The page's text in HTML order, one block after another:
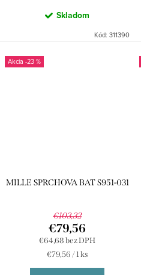
Skladom
Kód: 311390
-23 %
MILLE SPRCHOVA BAT S951-031
€103,32
€64,68 bez DPH
€79,56
Jednotková
€79,56 / 1 ks